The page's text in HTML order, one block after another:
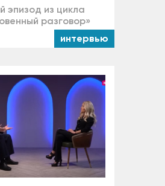
эпизод из цикла
разговор»
интервью